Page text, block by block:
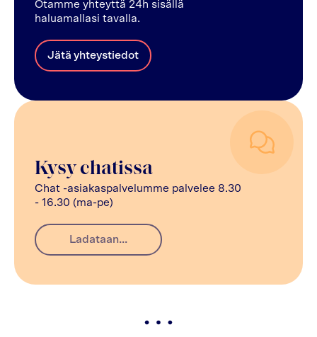
Kysy chatissa
Chat -asiakaspalvelumme palvelee 8.30
- 16.30 (ma-pe)
Ladataan...
Otamme yhteyttä 24h sisällä
haluamallasi tavalla.
Jätä yhteystiedot